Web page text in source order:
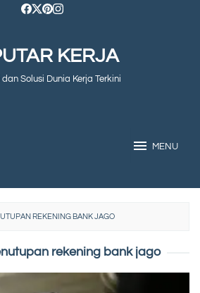
KERJA
dan Solusi Dunia Kerja Terkini
MENU
REKENING BANK JAGO
rekening bank jago